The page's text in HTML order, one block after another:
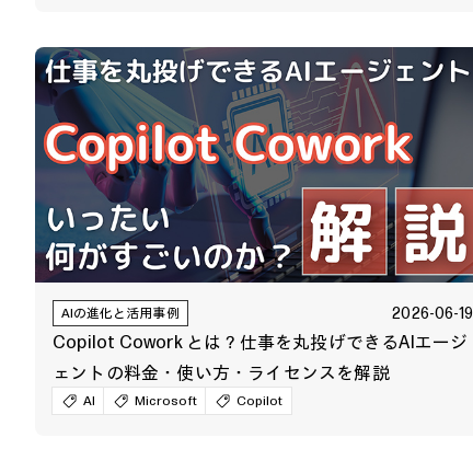
AIの進化と活用事例 2026-06-19
Copilot Cowork とは？仕事を丸投げできるAIエージ
ェントの料金・使い方・ライセンスを解説
AI Microsoft Copilot